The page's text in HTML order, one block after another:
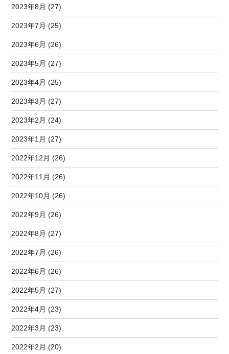
2023年8月 (27)
2023年7月 (25)
2023年6月 (26)
2023年5月 (27)
2023年4月 (25)
2023年3月 (27)
2023年2月 (24)
2023年1月 (27)
2022年12月 (26)
2022年11月 (26)
2022年10月 (26)
2022年9月 (26)
2022年8月 (27)
2022年7月 (26)
2022年6月 (26)
2022年5月 (27)
2022年4月 (23)
2022年3月 (23)
2022年2月 (20)